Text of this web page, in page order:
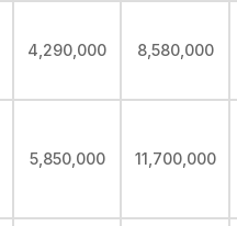
4,290,000 8,580,000
5,850,000 11,700,000